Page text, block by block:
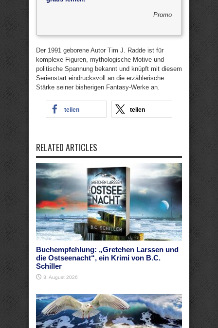
Promo
Der 1991 geborene Autor Tim J. Radde ist für
komplexe Figuren, mythologische Motive und
politische Spannung bekannt und knüpft mit diesem
Serienstart eindrucksvoll an die erzählerische
Stärke seiner bisherigen Fantasy-Werke an.
teilen teilen
RELATED ARTICLES
Buchempfehlung: „Gretchen Larssen und
die Ostseenacht“, ein Krimi von B.C.
Schiller
3. August 2026